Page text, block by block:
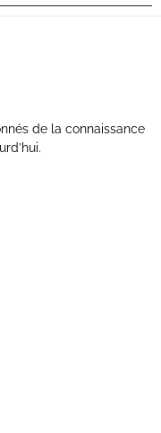
de la connaissance